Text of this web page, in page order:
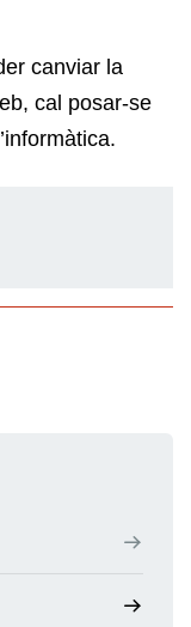
canviar la
cal posar-se